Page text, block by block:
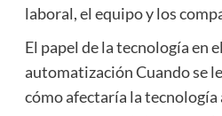
laboral, el equipo y los
El papel de la tecnología en
automatización Cuando se
cómo afectaría la tecnología